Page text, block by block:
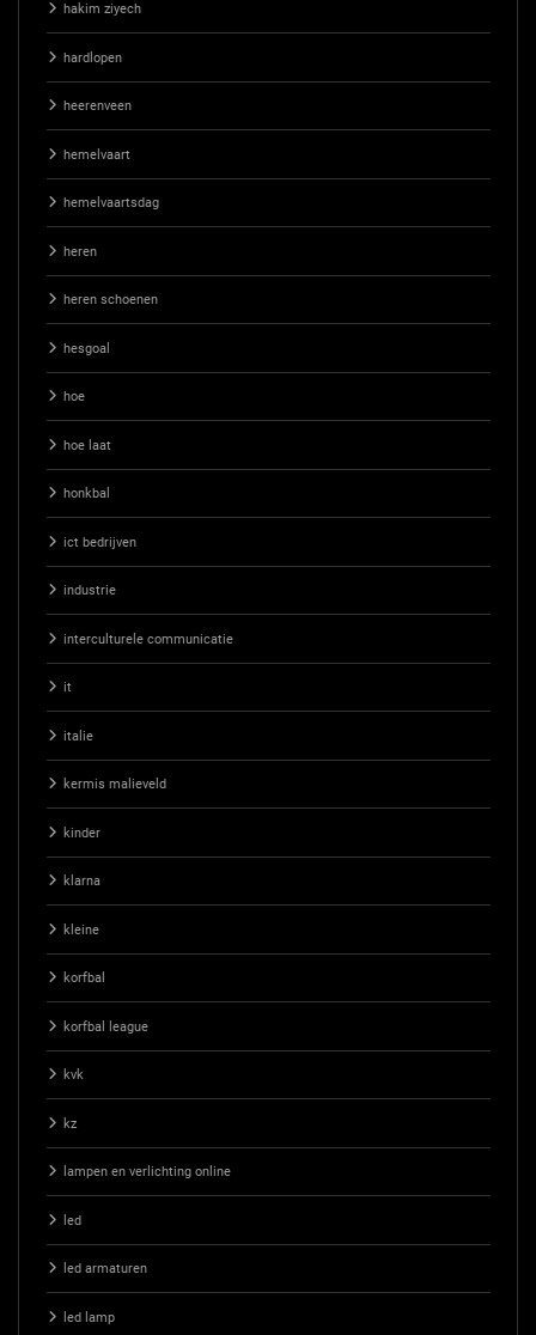
hakim ziyech
hardlopen
heerenveen
hemelvaart
hemelvaartsdag
heren
heren schoenen
hesgoal
hoe
hoe laat
honkbal
ict bedrijven
industrie
interculturele communicatie
it
italie
kermis malieveld
kinder
klarna
kleine
korfbal
korfbal league
kvk
kz
lampen en verlichting online
led
led armaturen
led lamp